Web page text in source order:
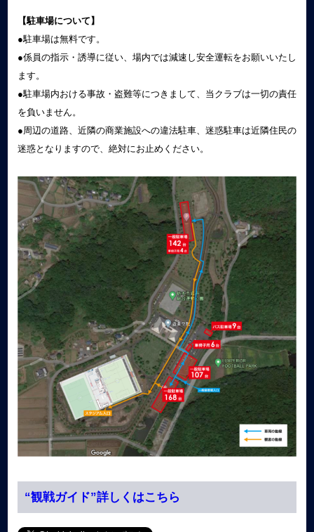
【駐車場について】
●駐車場は無料です。
●係員の指示・誘導に従い、場内では減速し安全運転をお願いいたし
ます。
●駐車場内おける事故・盗難等につきまして、当クラブは一切の責任
を負いません。
●周辺の道路、近隣の商業施設への違法駐車、迷惑駐車は近隣住民の
迷惑となりますので、絶対にお止めください。
“観戦ガイド”詳しくはこちら